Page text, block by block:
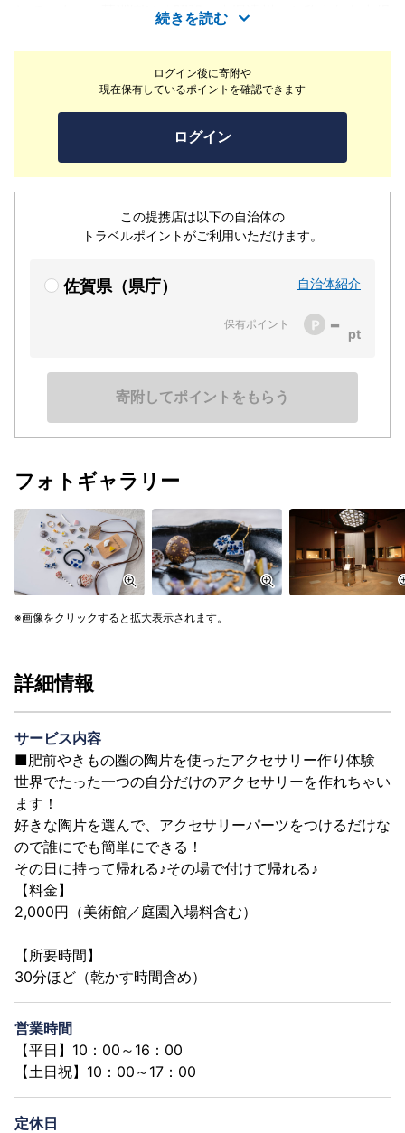
ログイン後に寄附や
現在保有しているポイントを確認できます
ログイン
この提携店は以下の自治体の
トラベルポイントがご利用いただけます。
佐賀県（県庁） 自治体紹介
保有ポイント -
寄附してポイントをもらう
しています。慧洲園は「昭和の小堀遠州」と称された中根
金作によって作庭された池泉回遊式日本庭園です。中世を
思わせるダイナミックな石組みから流れる瀑布と茶畑が印
象的に配され武雄を象徴する美しい借景に見事に調和して
います。この調和こそ中根金作が作庭において最もこだわ
りを持ったところで慧洲園の見どころの一つと言えるでし
ょう。四季折々の風情を感じながら散策をお楽しみいただ
けます。ゆったりとした時間が流れる文化・芸術のひとと
続きを読む
フォトギャラリー
画像をクリックすると拡大表示されます。
詳細情報
サービス内容
■肥前やきもの圏の陶片を使ったアクセサリー作り体験
世界でたった一つの自分だけのアクセサリーを作れちゃい
ます！
好きな陶片を選んで、アクセサリーパーツをつけるだけな
ので誰にでも簡単にできる！
その日に持って帰れる♪その場で付けて帰れる♪
【料金】
2,000円（美術館／庭園入場料含む）
【所要時間】
30分ほど（乾かす時間含め）
営業時間
【平日】10：00～16：00
【土日祝】10：00～17：00
定休日